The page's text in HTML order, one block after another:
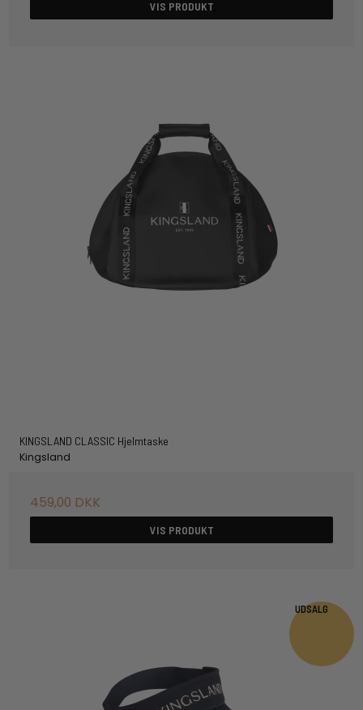
VIS PRODUKT
KINGSLAND CLASSIC Hjelmtaske
Kingsland
459,00 DKK
VIS PRODUKT
UDSALG